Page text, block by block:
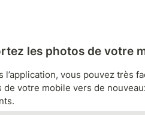
les photos de votre
l’application, vous pouvez très
de votre mobile vers de